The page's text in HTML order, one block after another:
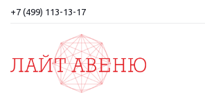
+7 (499) 113-13-17